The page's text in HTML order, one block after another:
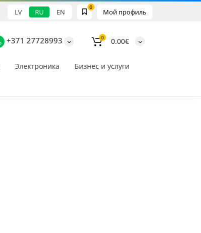
Мой профиль
0
LV RU EN
+371 27728993 0 0.00€
Электроника Бизнес и услуги